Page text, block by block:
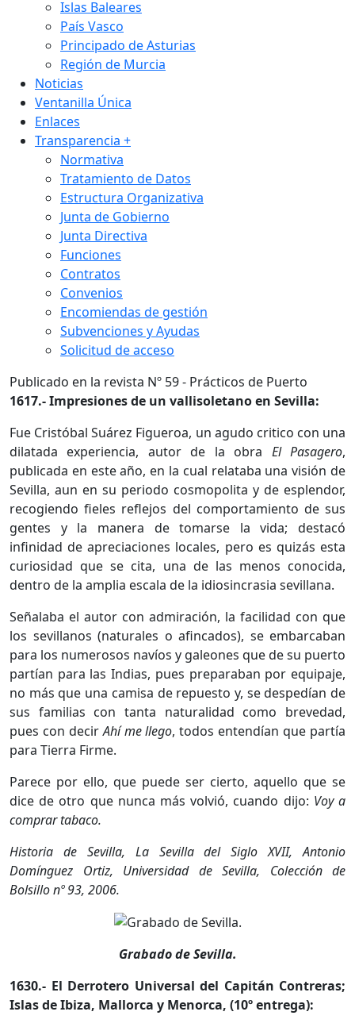
Islas Baleares
País Vasco
Principado de Asturias
Región de Murcia
Noticias
Ventanilla Única
Enlaces
Transparencia +
Normativa
Tratamiento de Datos
Estructura Organizativa
Junta de Gobierno
Junta Directiva
Funciones
Contratos
Convenios
Encomiendas de gestión
Subvenciones y Ayudas
Solicitud de acceso
Publicado en la revista Nº 59 - Prácticos de Puerto
1617.- Impresiones de un vallisoletano en Sevilla:
Fue Cristóbal Suárez Figueroa, un agudo critico con una
dilatada experiencia, autor de la obra El Pasagero,
publicada en este año, en la cual relataba una visión de
Sevilla, aun en su periodo cosmopolita y de esplendor,
recogiendo fieles reflejos del comportamiento de sus
gentes y la manera de tomarse la vida; destacó
infinidad de apreciaciones locales, pero es quizás esta
curiosidad que se cita, una de las menos conocida,
dentro de la amplia escala de la idiosincrasia sevillana.
Señalaba el autor con admiración, la facilidad con que
los sevillanos (naturales o afincados), se embarcaban
para los numerosos navíos y galeones que de su puerto
partían para las Indias, pues preparaban por equipaje,
no más que una camisa de repuesto y, se despedían de
sus familias con tanta naturalidad como brevedad,
pues con decirAhí me llego, todos entendían que partía
para Tierra Firme.
Parece por ello, que puede ser cierto, aquello que se
dice de otro que nunca más volvió, cuando dijo: Voy a
comprar tabaco.
Historia de Sevilla, La Sevilla del Siglo XVII, Antonio
Domínguez Ortiz, Universidad de Sevilla, Colección de
Bolsillo nº 93, 2006.
Grabado de Sevilla.
1630.- El Derrotero Universal del Capitán Contreras;
Islas de Ibiza, Mallorca y Menorca, (10º entrega):